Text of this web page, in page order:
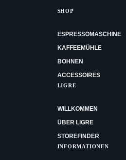
SHOP
ESPRESSOMASCHINE
KAFFEEMÜHLE
BOHNEN
ACCESSOIRES
LIGRE
WILLKOMMEN
ÜBER LIGRE
STOREFINDER
INFORMATIONEN